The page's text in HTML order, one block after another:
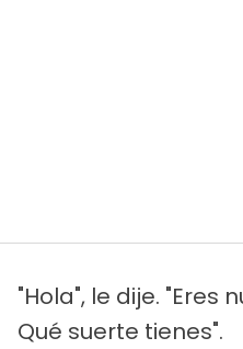
"Hola", le dije. "Eres
Qué suerte tienes".